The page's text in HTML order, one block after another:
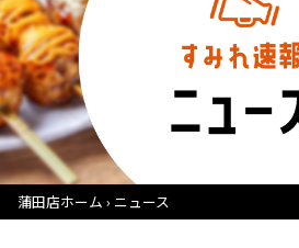
蒲田店ホーム ニュース